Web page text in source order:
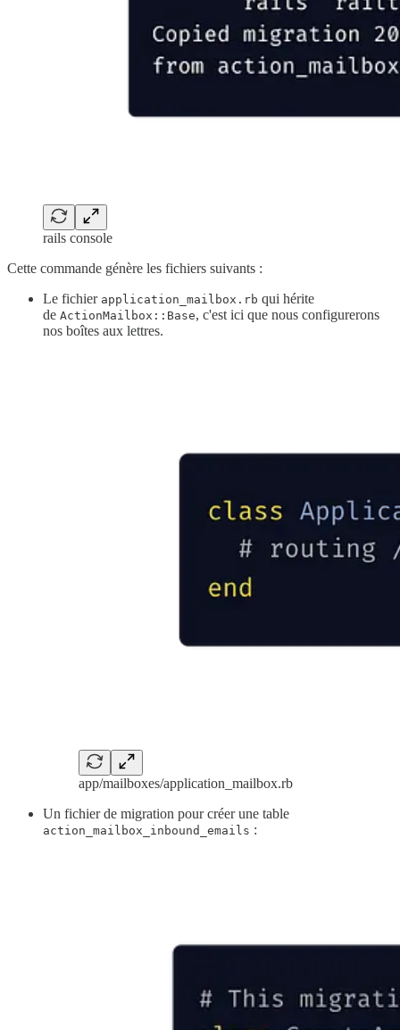
rails console
Cette commande génère les fichiers suivants :
Le fichier application_mailbox.rb qui hérite
de ActionMailbox::Base, c'est ici que nous configurerons
nos boîtes aux lettres.
app/mailboxes/application_mailbox.rb
Un fichier de migration pour créer une table
action_mailbox_inbound_emails :